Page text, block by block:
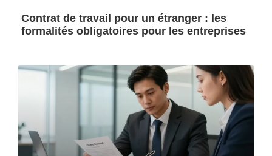
Contrat de travail pour un étranger : les
formalités obligatoires pour les entreprises